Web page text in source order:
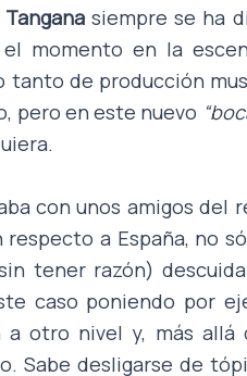
Tangana siempre se ha
momento en la
tanto de producción
pero en este nuevo
con unos amigos del
a España, no
tener razón)
caso poniendo por
a otro nivel y, más allá
Sabe desligarse de